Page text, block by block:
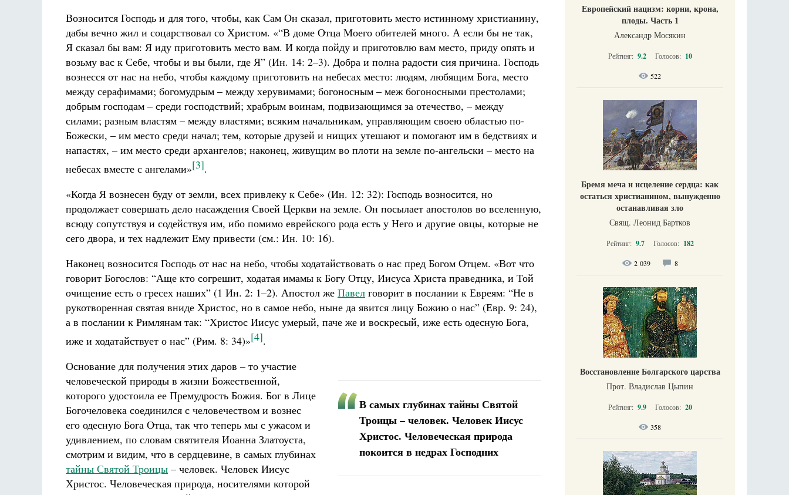
Возносится Господь и для того, чтобы, как Сам Он сказал, приготовить место истинному христианину,
дабы вечно жил и соцарствовал со Христом. «“В доме Отца Моего обителей много. А если бы не так,
Я сказал бы вам: Я иду приготовить место вам. И когда пойду и приготовлю вам место, приду опять и
возьму вас к Себе, чтобы и вы были, где Я” (Ин. 14: 2–3). Добра и полна радости сия причина. Господь
вознесся от нас на небо, чтобы каждому приготовить на небесах место: людям, любящим Бога, место
между серафимами; богомудрым – между херувимами; богоносным – меж богоносными престолами;
добрым господам – среди господствий; храбрым воинам, подвизающимся за отечество, – между
силами; разным властям – между властями; всяким начальникам, управляющим своею областью по-
Божески, – им место среди начал; тем, которые друзей и нищих утешают и помогают им в бедствиях и
напастях, – им место среди архангелов; наконец, живущим во плоти на земле по-ангельски – место на
небесах вместе с ангелами»[3].
«Когда Я вознесен буду от земли, всех привлеку к Себе» (Ин. 12: 32): Господь возносится, но
продолжает совершать дело насаждения Своей Церкви на земле. Он посылает апостолов во вселенную,
всюду сопутствуя и содействуя им, ибо помимо еврейского рода есть у Него и другие овцы, которые не
сего двора, и тех надлежит Ему привести (см.: Ин. 10: 16).
Наконец возносится Господь от нас на небо, чтобы ходатайствовать о нас пред Богом Отцем. «Вот что
говорит Богослов: “Аще кто согрешит, ходатая имамы к Богу Отцу, Иисуса Христа праведника, и Той
очищение есть о гресех наших” (1 Ин. 2: 1–2). Апостол же Павел говорит в послании к Евреям: “Не в
рукотворенная святая вниде Христос, но в самое небо, ныне да явится лицу Божию о нас” (Евр. 9: 24),
а в послании к Римлянам так: “Христос Иисус умерый, паче же и воскресый, иже есть одесную Бога,
иже и ходатайствует о нас” (Рим. 8: 34)»[4].
В самых глубинах тайны Святой
Троицы – человек. Человек Иисус
Христос. Человеческая природа
покоится в недрах Господних
Основание для получения этих даров – то участие
человеческой природы в жизни Божественной,
которого удостоила ее Премудрость Божия. Бог в Лице
Богочеловека соединился с человечеством и вознес
его одесную Бога Отца, так что теперь мы с ужасом и
удивлением, по словам святителя Иоанна Златоуста,
смотрим и видим, что в сердцевине, в самых глубинах
тайны Святой Троицы – человек. Человек Иисус
Христос. Человеческая природа, носителями которой
Европейский нацизм: корни, крона,
плоды. Часть 1
Александр Мосякин
Рейтинг: 9.2 Голосов: 10
522
Бремя меча и исцеление сердца: как
остаться христианином, вынужденно
останавливая зло
Свящ. Леонид Бартков
Рейтинг: 9.7 Голосов: 182
2 039 8
Восстановление Болгарского царства
Прот. Владислав Цыпин
Рейтинг: 9.9 Голосов: 20
358